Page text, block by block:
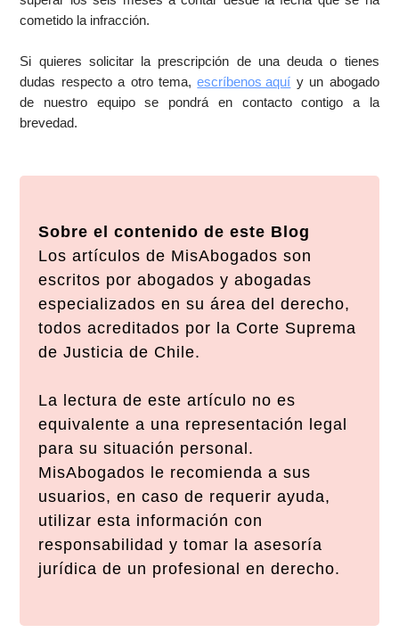
cometido la infracción.
Si quieres solicitar la prescripción de una deuda o tienes
dudas respecto a otro tema,escríbenos aquí y un abogado
de nuestro equipo se pondrá en contacto contigo a la
brevedad.
Sobre el contenido de este Blog
Los artículos de MisAbogados son
escritos por abogados y abogadas
especializados en su área del derecho,
todos acreditados por la Corte Suprema
de Justicia de Chile.
La lectura de este artículo no es
equivalente a una representación legal
para su situación personal.
MisAbogados le recomienda a sus
usuarios, en caso de requerir ayuda,
utilizar esta información con
responsabilidad y tomar la asesoría
jurídica de un profesional en derecho.